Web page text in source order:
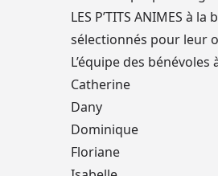
LES P’TITS ANIMES à
sélectionnés pour leur
L’équipe des
Catherine
Dany
Dominique
Floriane